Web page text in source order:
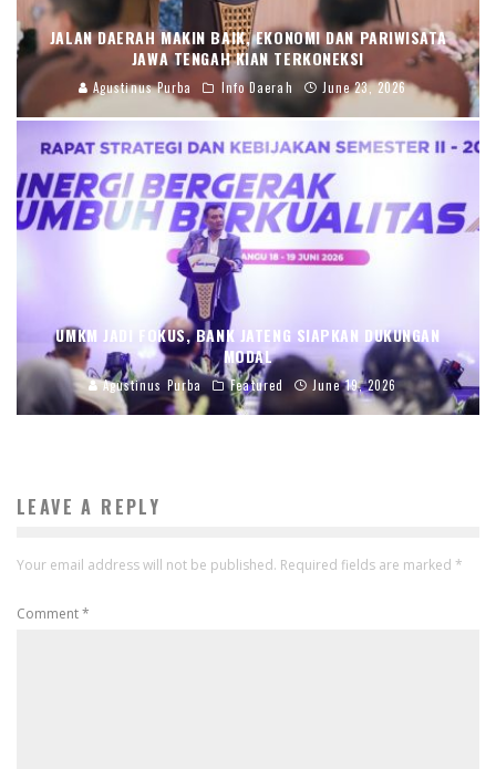
JALAN DAERAH MAKIN BAIK, EKONOMI DAN PARIWISATA
JAWA TENGAH KIAN TERKONEKSI
Agustinus Purba Info Daerah June 23, 2026
UMKM JADI FOKUS, BANK JATENG SIAPKAN DUKUNGAN
MODAL
Agustinus Purba Featured June 19, 2026
LEAVE A REPLY
Your email address will not be published. Required fields are marked *
Comment*